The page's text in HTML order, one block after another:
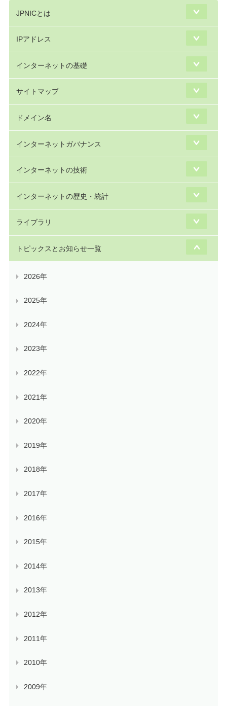
JPNICとは
IPアドレス
インターネットの基礎
サイトマップ
ドメイン名
インターネットガバナンス
インターネットの技術
インターネットの歴史・統計
ライブラリ
トピックスとお知らせ一覧
2026年
2025年
2024年
2023年
2022年
2021年
2020年
2019年
2018年
2017年
2016年
2015年
2014年
2013年
2012年
2011年
2010年
2009年